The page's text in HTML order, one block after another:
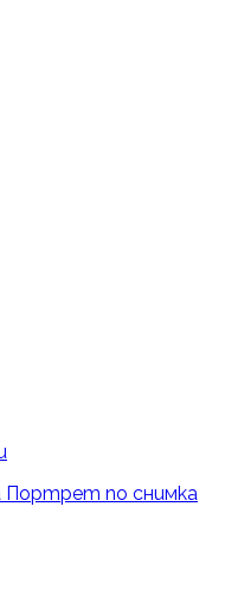
Портрет по снимка